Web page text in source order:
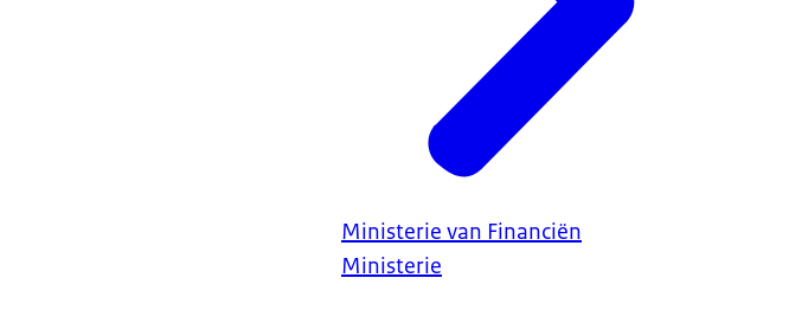
Ministerie van Financiën
Ministerie